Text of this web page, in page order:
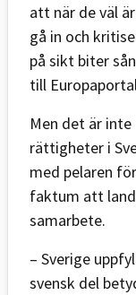
att när de väl
gå in och
på sikt biter
till
Men det är
rättigheter i
med pelaren
faktum att
samarbete.
– Sverige
svensk del